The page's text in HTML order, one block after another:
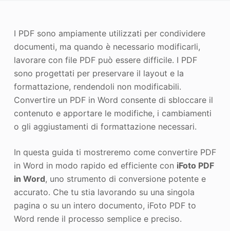
Immagine Ricopyright
I PDF sono ampiamente utilizzati per condividere
documenti, ma quando è necessario modificarli,
lavorare con file PDF può essere difficile. I PDF
sono progettati per preservare il layout e la
formattazione, rendendoli non modificabili.
Convertire un PDF in Word consente di sbloccare il
contenuto e apportare le modifiche, i cambiamenti
o gli aggiustamenti di formattazione necessari.
In questa guida ti mostreremo come convertire PDF
in Word in modo rapido ed efficiente con iFoto PDF
in Word, uno strumento di conversione potente e
accurato. Che tu stia lavorando su una singola
pagina o su un intero documento, iFoto PDF to
Word rende il processo semplice e preciso.